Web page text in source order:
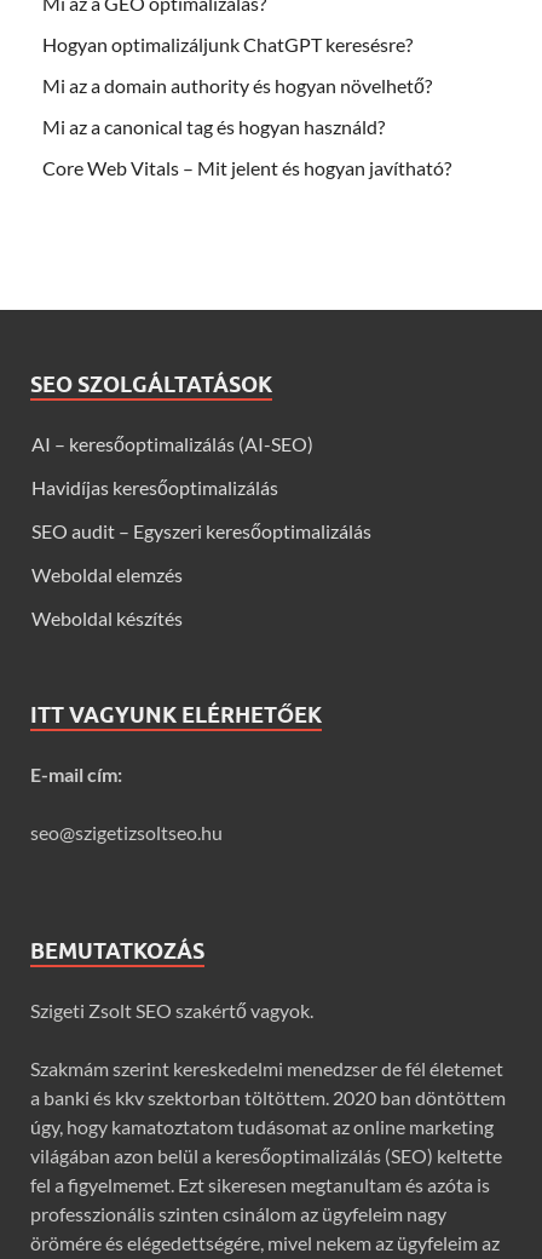
Hogyan optimalizáljunk ChatGPT keresésre?
Mi az a domain authority és hogyan növelhető?
Mi az a canonical tag és hogyan használd?
Core Web Vitals – Mit jelent és hogyan javítható?
SEO SZOLGÁLTATÁSOK
AI – keresőoptimalizálás (AI-SEO)
Havidíjas keresőoptimalizálás
SEO audit – Egyszeri keresőoptimalizálás
Weboldal elemzés
Weboldal készítés
ITT VAGYUNK ELÉRHETŐEK
E-mail cím:
seo@szigetizsoltseo.hu
BEMUTATKOZÁS
Szigeti Zsolt SEO szakértő vagyok.
Szakmám szerint kereskedelmi menedzser de fél életemet
a banki és kkv szektorban töltöttem. 2020 ban döntöttem
úgy, hogy kamatoztatom tudásomat az online marketing
világában azon belül a keresőoptimalizálás (SEO) keltette
fel a figyelmemet. Ezt sikeresen megtanultam és azóta is
professzionális szinten csinálom az ügyfeleim nagy
örömére és elégedettségére, mivel nekem az ügyfeleim az